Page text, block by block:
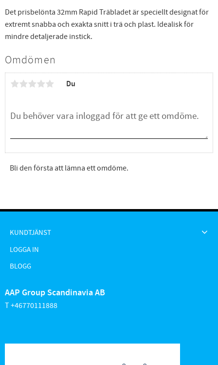
Det prisbelönta 32mm Rapid Träbladet är speciellt designat för
extremt snabba och exakta snitt i trä och plast. Idealisk för
mindre detaljerade instick.
Omdömen
Du
Bli den första att lämna ett omdöme.
KUNDTJÄNST
LOGGA IN
BLOGG
AAP Group Scandinavia AB
T +46770111888